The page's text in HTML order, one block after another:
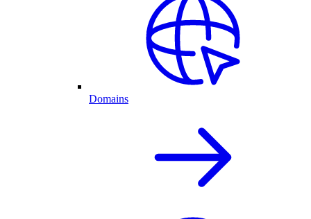
Domains